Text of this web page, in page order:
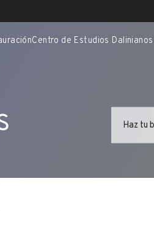
Centro de Estudios Dalinianos